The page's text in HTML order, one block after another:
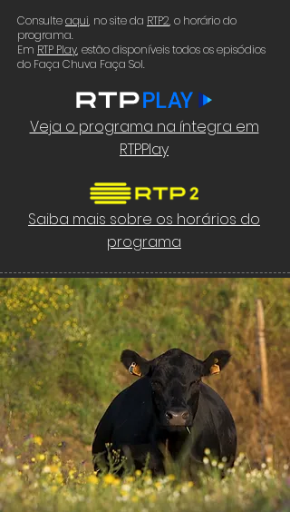
Consulteaqui, no site da RTP2, o horário do
programa.
Em RTP Play, estão disponíveis todos os episódios
do Faça Chuva Faça Sol.
Veja o programa na íntegra em
RTPPlay
Saiba mais sobre os horários do
programa